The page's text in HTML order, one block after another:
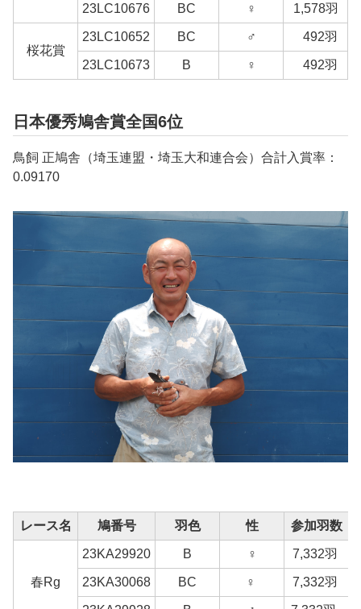
23LC10676 BC ♀ 1,578羽
桜花賞
23LC10652 BC ♂ 492羽
23LC10673 B ♀ 492羽
日本優秀鳩舎賞全国6位
鳥飼 正鳩舎（埼玉連盟・埼玉大和連合会）合計入賞率：
0.09170
レース名 鳩番号 羽色 性 参加羽数
春Rg
23KA29920 B ♀ 7,332羽
23KA30068 BC ♀ 7,332羽